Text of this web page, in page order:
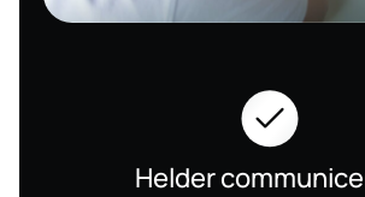
Helder